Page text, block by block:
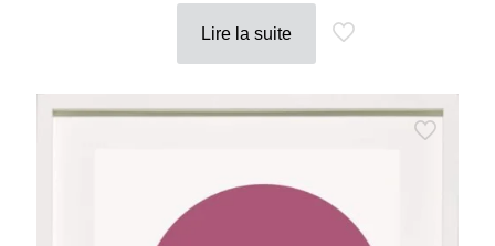
Lire la suite